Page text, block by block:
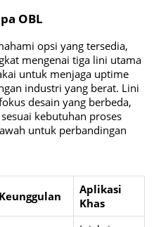
OBL
opsi yang tersedia,
mengenai tiga lini utama
untuk menjaga uptime
industri yang berat. Lini
desain yang berbeda,
kebutuhan proses
untuk perbandingan
Keunggulan
Aplikasi
Khas